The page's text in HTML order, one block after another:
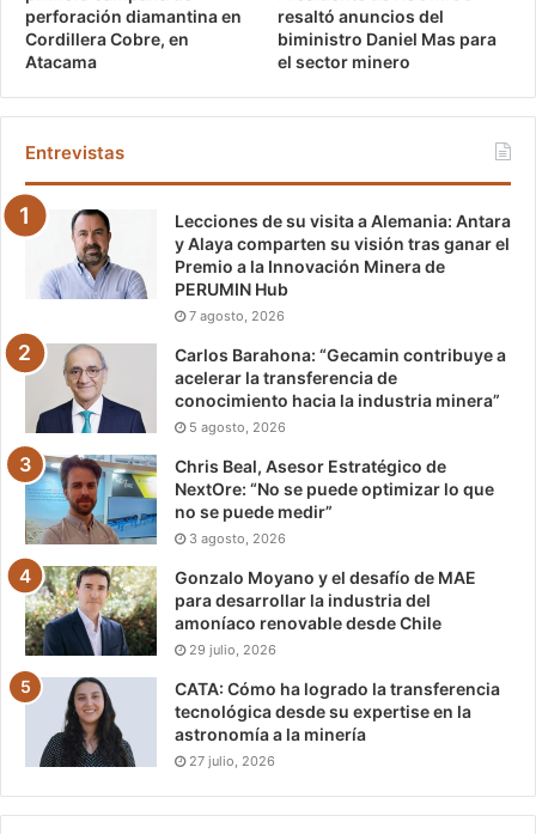
perforación diamantina en
Cordillera Cobre, en
Atacama
resaltó anuncios del
biministro Daniel Mas para
el sector minero
Entrevistas
Lecciones de su visita a Alemania: Antara
y Alaya comparten su visión tras ganar el
Premio a la Innovación Minera de
PERUMIN Hub
7 agosto, 2026
Carlos Barahona: “Gecamin contribuye a
acelerar la transferencia de
conocimiento hacia la industria minera”
5 agosto, 2026
Chris Beal, Asesor Estratégico de
NextOre: “No se puede optimizar lo que
no se puede medir”
3 agosto, 2026
Gonzalo Moyano y el desafío de MAE
para desarrollar la industria del
amoníaco renovable desde Chile
29 julio, 2026
CATA: Cómo ha logrado la transferencia
tecnológica desde su expertise en la
astronomía a la minería
27 julio, 2026